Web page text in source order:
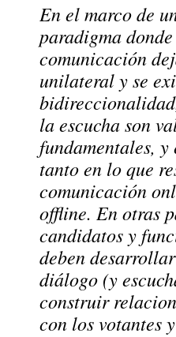
En el marco de
paradigma
comunicación
unilateral y se
la escucha son
fundamentales, y
tanto en lo que
comunicación
offline. En otras
candidatos y
deben
diálogo (y
construir
con los votantes